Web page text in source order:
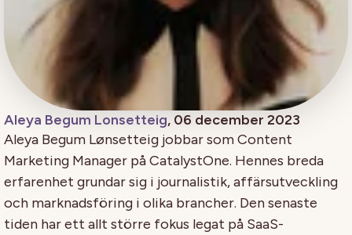
Aleya Begum Lonsetteig, 06 december 2023
Aleya Begum Lønsetteig jobbar som Content
Marketing Manager på CatalystOne. Hennes breda
erfarenhet grundar sig i journalistik, affärsutveckling
och marknadsföring i olika brancher. Den senaste
tiden har ett allt större fokus legat på SaaS-